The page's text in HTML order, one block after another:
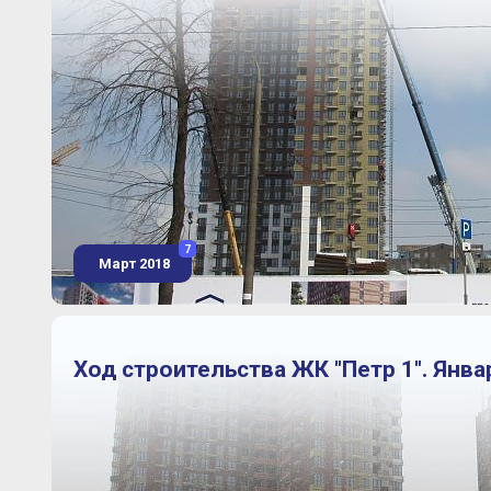
Март 2018
7
Ход строительства ЖК "Петр 1".